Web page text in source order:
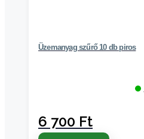
Üzemanyag szűrő 10 db piros
6 700 Ft